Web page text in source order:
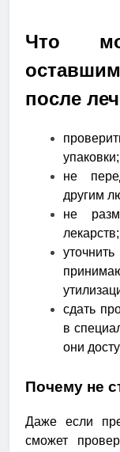
Что
после
упаковки;
не
другим
не
лекарств;
сдать
в
они
Почему не
Даже если
сможет